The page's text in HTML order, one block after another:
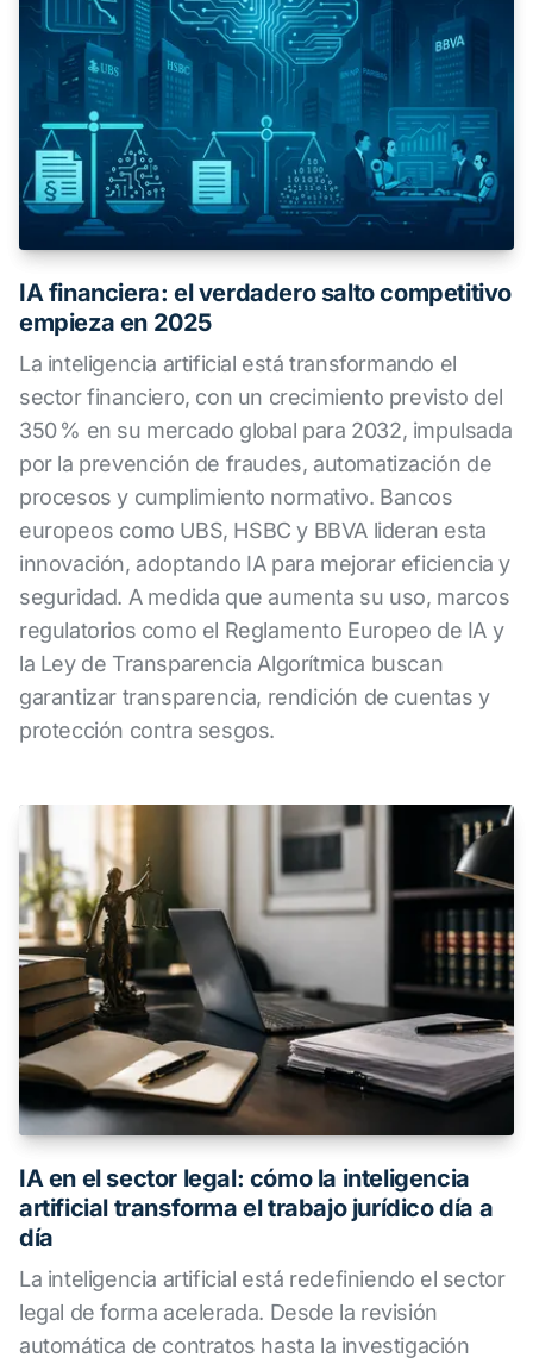
IA financiera: el verdadero salto competitivo
empieza en 2025
La inteligencia artificial está transformando el
sector financiero, con un crecimiento previsto del
350 % en su mercado global para 2032, impulsada
por la prevención de fraudes, automatización de
procesos y cumplimiento normativo. Bancos
europeos como UBS, HSBC y BBVA lideran esta
innovación, adoptando IA para mejorar eficiencia y
seguridad. A medida que aumenta su uso, marcos
regulatorios como el Reglamento Europeo de IA y
la Ley de Transparencia Algorítmica buscan
garantizar transparencia, rendición de cuentas y
protección contra sesgos.
IA en el sector legal: cómo la inteligencia
artificial transforma el trabajo jurídico día a
día
La inteligencia artificial está redefiniendo el sector
legal de forma acelerada. Desde la revisión
automática de contratos hasta la investigación